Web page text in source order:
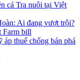
cá Tra nuôi tại Việt
Ai đang vượt trội?
Farm bill
thuế chống bán phá